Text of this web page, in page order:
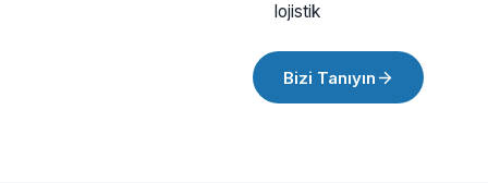
lojistik
Bizi Tanıyın